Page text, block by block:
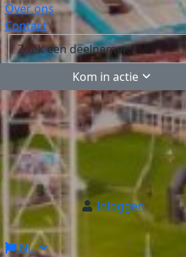
Over ons
Contact
Kom in actie
Inloggen
NL